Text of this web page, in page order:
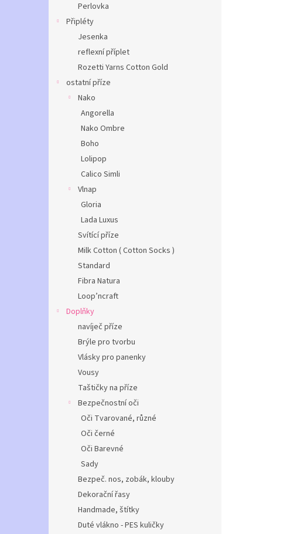
Perlovka
Připléty
Jesenka
reflexní příplet
Rozetti Yarns Cotton Gold
ostatní příze
Nako
Angorella
Nako Ombre
Boho
Lolipop
Calico Simli
Vlnap
Gloria
Lada Luxus
Svítící příze
Milk Cotton ( Cotton Socks )
Standard
Fibra Natura
Loop’ncraft
Doplňky
navíječ příze
Brýle pro tvorbu
Vlásky pro panenky
Vousy
Taštičky na příze
Bezpečnostní oči
Oči Tvarované, různé
Oči černé
Oči Barevné
Sady
Bezpeč. nos, zobák, klouby
Dekorační řasy
Handmade, štítky
Duté vlákno - PES kuličky